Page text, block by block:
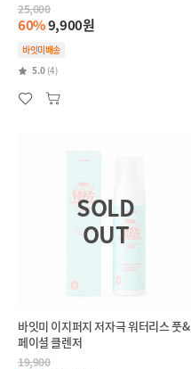
25,000
60%9,900원
바잇미배송
5.0 (4)
바잇미 이지퍼지 저자극 워터리스 풋&
페이셜 클렌저
19,900